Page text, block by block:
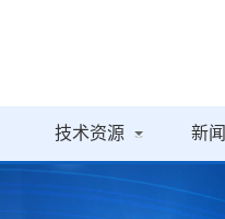
技术资源 新